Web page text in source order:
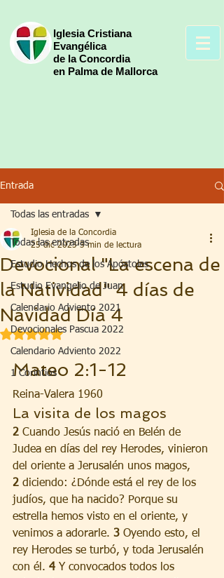
Iglesia Cristiana
Evangélica
de la Concordia
en Palma de Mallorca
Entrada
Todas las entradas
Estudio Hechos de los Apóstoles
Estudio Evangelio de Juan
Calendario Adviento 2021
Devocionales Pascua 2022
Calendario Adviento 2022
1 Corintios
Todas las entradas
Devocional "La escena de
la Natividad" 4 días de
Navidad Día 4
Iglesia de la Concordia
25 dic 2023 3 min de lectura
Obtuvo NaN de 5 estrellas.
Mateo 2:1-12
Reina-Valera 1960
La visita de los magos
2 Cuando Jesús nació en Belén de
Judea en días del rey Herodes, vinieron
del oriente a Jerusalén unos magos,
2 diciendo: ¿Dónde está el rey de los
judíos, que ha nacido? Porque su
estrella hemos visto en el oriente, y
venimos a adorarle. 3 Oyendo esto, el
rey Herodes se turbó, y toda Jerusalén
con él. 4 Y convocados todos los